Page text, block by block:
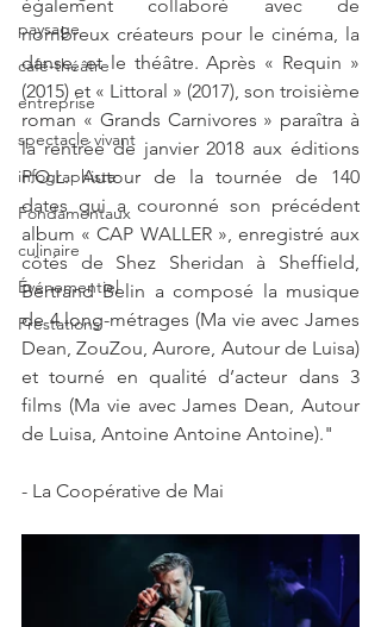
paysage
café-théâtre
entreprise
spectacle vivant
infographiste
Fondamentaux
culinaire
Événementiel
Prestations
également collaboré avec de
nombreux créateurs pour le cinéma, la
danse, et le théâtre. Après « Requin »
(2015) et « Littoral » (2017), son troisième
roman « Grands Carnivores » paraîtra à
la rentrée de janvier 2018 aux éditions
P.O.L. Autour de la tournée de 140
dates qui a couronné son précédent
album « CAP WALLER », enregistré aux
côtés de Shez Sheridan à Sheffield,
Bertrand Belin a composé la musique
de 4 long-métrages (Ma vie avec James
Dean, ZouZou, Aurore, Autour de Luisa)
et tourné en qualité d’acteur dans 3
films (Ma vie avec James Dean, Autour
de Luisa, Antoine Antoine Antoine)."
- La Coopérative de Mai